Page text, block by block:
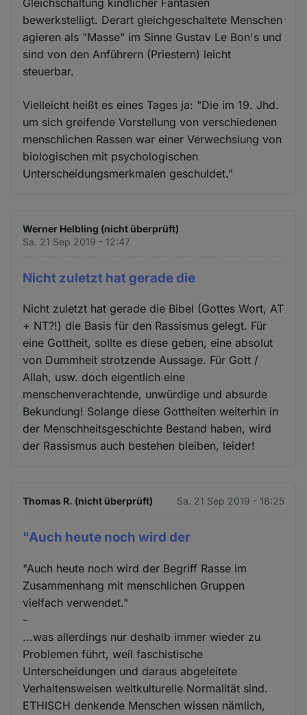
bewerkstelligt. Derart gleichgeschaltete Menschen
agieren als "Masse" im Sinne Gustav Le Bon's und
sind von den Anführern (Priestern) leicht
steuerbar.
Vielleicht heißt es eines Tages ja: "Die im 19. Jhd.
um sich greifende Vorstellung von verschiedenen
menschlichen Rassen war einer Verwechslung von
biologischen mit psychologischen
Unterscheidungsmerkmalen geschuldet."
Werner Helbling (nicht überprüft)
Sa. 21 Sep 2019 - 12:47
Nicht zuletzt hat gerade die
Nicht zuletzt hat gerade die Bibel (Gottes Wort, AT
+ NT?!) die Basis für den Rassismus gelegt. Für
eine Gottheit, sollte es diese geben, eine absolut
von Dummheit strotzende Aussage. Für Gott /
Allah, usw. doch eigentlich eine
menschenverachtende, unwürdige und absurde
Bekundung! Solange diese Gottheiten weiterhin in
der Menschheitsgeschichte Bestand haben, wird
der Rassismus auch bestehen bleiben, leider!
Thomas R. (nicht überprüft) Sa. 21 Sep 2019 - 18:25
"Auch heute noch wird der
"Auch heute noch wird der Begriff Rasse im
Zusammenhang mit menschlichen Gruppen
vielfach verwendet."
-
...was allerdings nur deshalb immer wieder zu
Problemen führt, weil faschistische
Unterscheidungen und daraus abgeleitete
Verhaltensweisen weltkulturelle Normalität sind.
ETHISCH denkende Menschen wissen nämlich,